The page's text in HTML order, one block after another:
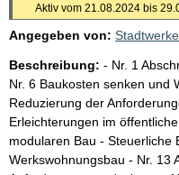
Aktiv vom 21.08.2024 bis
Angegeben von:
Beschreibung: - Nr. 1
Nr. 6 Baukosten senken und
Reduzierung der
Erleichterungen im
modularen Bau - Steuerliche
Werkswohnungsbau - Nr. 13